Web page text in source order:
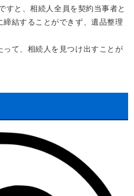
すと、相続人全員を契約当事者と
結することができず、遺品整理
て、相続人を見つけ出すことが